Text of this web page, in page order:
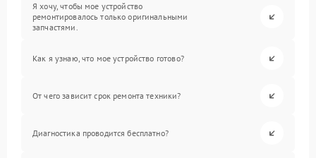
Я хочу, чтобы мое устройство
ремонтировалось только оригинальными
запчастями.
Как я узнаю, что мое устройство готово?
От чего зависит срок ремонта техники?
Диагностика проводится бесплатно?